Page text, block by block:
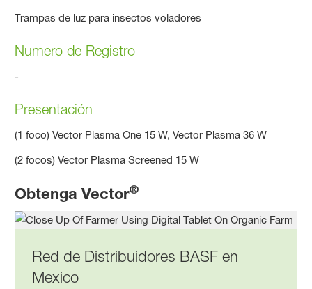
Trampas de luz para insectos voladores
Numero de Registro
-
Presentación
(1 foco) Vector Plasma One 15 W, Vector Plasma 36 W
(2 focos) Vector Plasma Screened 15 W
Obtenga Vector®
Red de Distribuidores BASF en
Mexico